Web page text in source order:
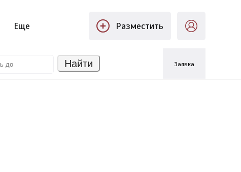
Еще Разместить
Найти Заявка